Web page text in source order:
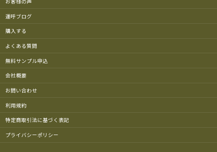
お客様の声
運呼ブログ
購入する
よくある質問
無料サンプル申込
会社概要
お問い合わせ
利用規約
特定商取引法に基づく表記
プライバシーポリシー